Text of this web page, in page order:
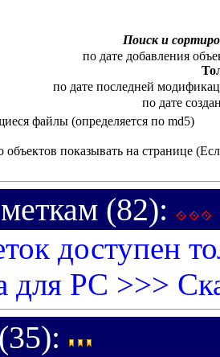
Поиск и
по дате добавления
по дате последней
по дате
файлы (определяется по md5)
объектов показывать на странице
(82):
доступен
для PC >>>